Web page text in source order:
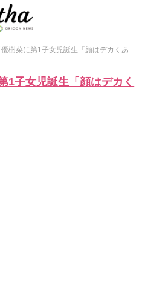
樹菜に第1子女児誕生「顔はデカくあ
1子女児誕生「顔はデカく